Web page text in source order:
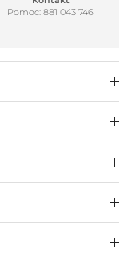
Pomoc: 881 043 746